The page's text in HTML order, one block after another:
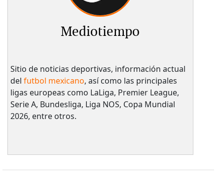
Mediotiempo
Sitio de noticias deportivas, información actual
del futbol mexicano, así como las principales
ligas europeas como LaLiga, Premier League,
Serie A, Bundesliga, Liga NOS, Copa Mundial
2026, entre otros.